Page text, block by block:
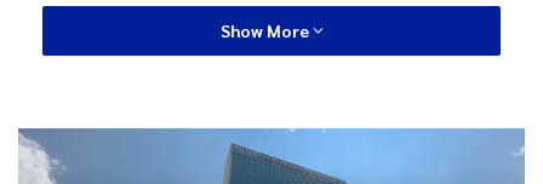
lokalne samuprave i namijenjena su za nekoliko oblasti. To su
putna infrastruktura, komunalna infrastruktura, zatim objekti
za finansiranje i drugih aktivnosti od značaja iz nadležnosti
jedinica lokalne samouprave., saopćeno je iz Vlade FBiH.
Show More